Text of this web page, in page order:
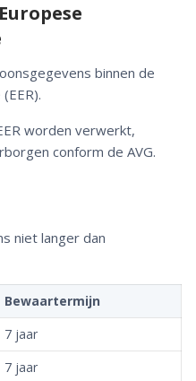
binnen de
worden verwerkt,
conform de AVG.
niet langer dan
Bewaartermijn
7 jaar
7 jaar